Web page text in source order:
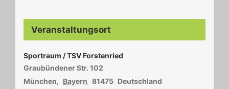
Veranstaltungsort
Sportraum / TSV Forstenried
Graubündener Str. 102
München, Bayern 81475 Deutschland